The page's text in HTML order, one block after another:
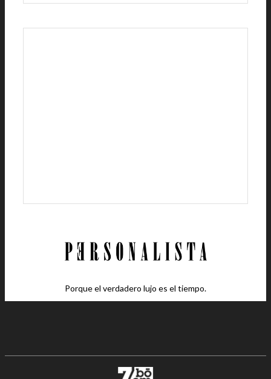
Porque el verdadero lujo es el tiempo.